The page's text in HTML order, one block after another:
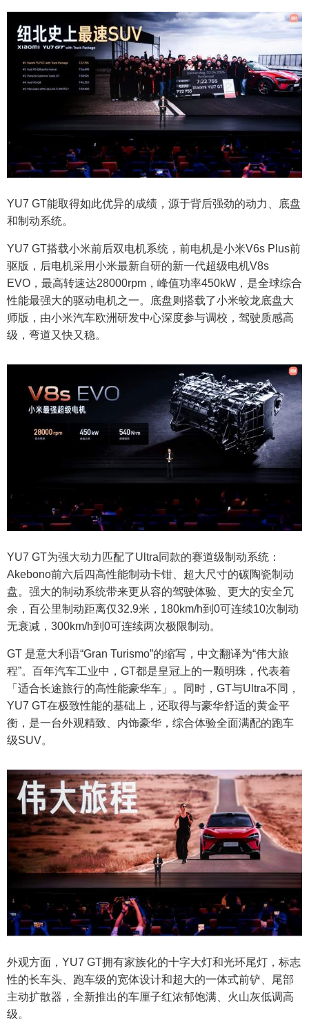
YU7 GT能取得如此优异的成绩，源于背后强劲的动力、底盘
和制动系统。
YU7 GT搭载小米前后双电机系统，前电机是小米V6s Plus前
驱版，后电机采用小米最新自研的新一代超级电机V8s
EVO，最高转速达28000rpm，峰值功率450kW，是全球综合
性能最强大的驱动电机之一。底盘则搭载了小米蛟龙底盘大
师版，由小米汽车欧洲研发中心深度参与调校，驾驶质感高
级，弯道又快又稳。
YU7 GT为强大动力匹配了Ultra同款的赛道级制动系统：
Akebono前六后四高性能制动卡钳、超大尺寸的碳陶瓷制动
盘。强大的制动系统带来更从容的驾驶体验、更大的安全冗
余，百公里制动距离仅32.9米，180km/h到0可连续10次制动
无衰减，300km/h到0可连续两次极限制动。
GT 是意大利语“Gran Turismo”的缩写，中文翻译为“伟大旅
程”。百年汽车工业中，GT都是皇冠上的一颗明珠，代表着
「适合长途旅行的高性能豪华车」。同时，GT与Ultra不同，
YU7 GT在极致性能的基础上，还取得与豪华舒适的黄金平
衡，是一台外观精致、内饰豪华，综合体验全面满配的跑车
级SUV。
外观方面，YU7 GT拥有家族化的十字大灯和光环尾灯，标志
性的长车头、跑车级的宽体设计和超大的一体式前铲、尾部
主动扩散器，全新推出的车厘子红浓郁饱满、火山灰低调高
级。